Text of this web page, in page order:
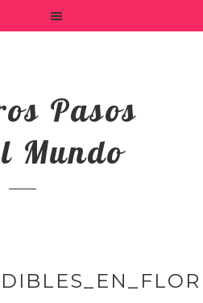
Pasos
Mundo